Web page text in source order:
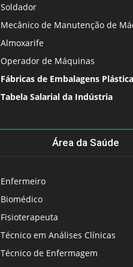
Soldador
Mecânico de Manutenção de
Almoxarife
Operador de Máquinas
Fábricas de Embalagens
Tabela Salarial da Indústria
Área da Saúde
Enfermeiro
Biomédico
Fisioterapeuta
Técnico em Análises Clínicas
Técnico de Enfermagem